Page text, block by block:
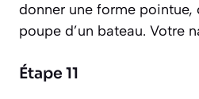
donner une forme pointue,
poupe d’un bateau. Votre
Étape 11